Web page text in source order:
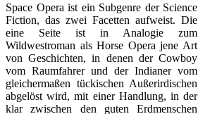
Space Opera ist ein Subgenre der Science
Fiction, das zwei Facetten aufweist. Die
eine Seite ist in Analogie zum
Wildwestroman als Horse Opera jene Art
von Geschichten, in denen der Cowboy
vom Raumfahrer und der Indianer vom
gleichermaßen tückischen Außerirdischen
abgelöst wird, mit einer Handlung, in der
klar zwischen den guten Erdmenschen